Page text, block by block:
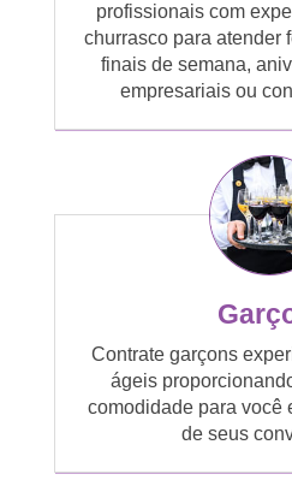
profissionais com
churrasco para atender
finais de semana,
empresariais ou
Contrate garçons
ágeis
comodidade para você
de seus